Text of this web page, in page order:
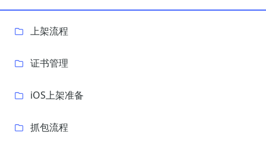
上架流程
证书管理
iOS上架准备
抓包流程